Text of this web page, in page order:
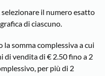
il numero esatto
di ciascuno.
somma complessiva a cui
di vendita di € 2.50 fino a 2
per più di 2